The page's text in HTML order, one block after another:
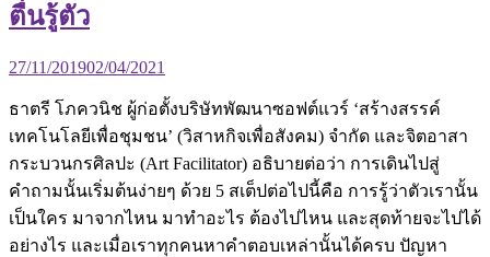
ตื่นรู้ตัว
27/11/201902/04/2021
ธาตรี โภควนิช ผู้ก่อตั้งบริษัทพัฒนาซอฟต์แวร์ ‘สร้างสรรค์
เทคโนโลยีเพื่อชุมชน’ (วิสาหกิจเพื่อสังคม) จำกัด และจิตอาสา
กระบวนกรศิลปะ (Art Facilitator) อธิบายต่อว่า การเดินไปสู่
คำถามนั้นเริ่มต้นง่ายๆ ด้วย 5 สเต็ปต่อไปนี้คือ การรู้ว่าตัวเรานั้น
เป็นใคร มาจากไหน มาทำอะไร ต้องไปไหน และสุดท้ายจะไปได้
อย่างไร และเมื่อเราทุกคนหาคำตอบเหล่านั้นได้ครบ ปัญหา